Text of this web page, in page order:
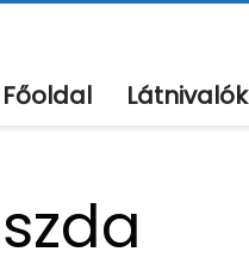
Főoldal Látnivalók